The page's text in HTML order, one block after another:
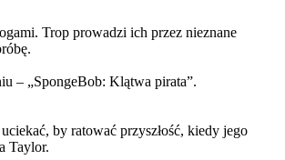
Trop prowadzi ich przez nieznane
– „SpongeBob: Klątwa pirata”.
by ratować przyszłość, kiedy jego
Taylor.